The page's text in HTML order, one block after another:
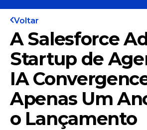
Voltar
A Salesforce
Startup de
IA
Apenas Um
o Lançamento